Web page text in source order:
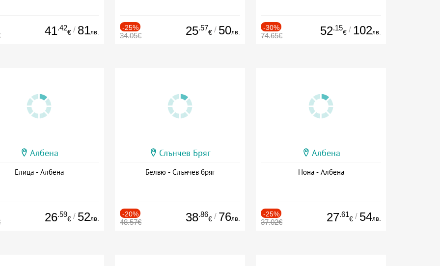
41.42
€ / 81лв.
-25%
34.05€ 25.57
€ / 50лв.
-30%
74.65€ 52.15
€ / 102лв.
Албена
Елица - Албена
26.59
€ / 52лв.
Слънчев Бряг
Белвю - Слънчев бряг
-20%
48.57€ 38.86
€ / 76лв.
Албена
Нона - Албена
-25%
37.02€ 27.61
€ / 54лв.